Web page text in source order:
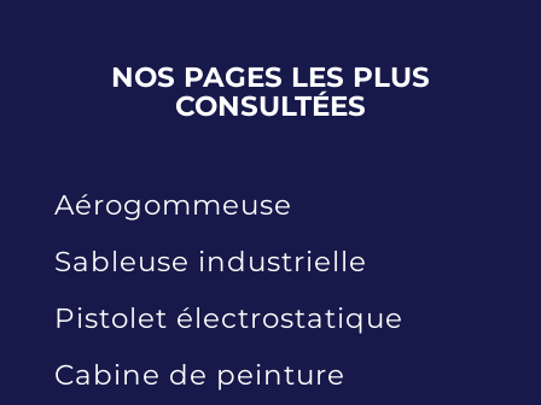
NOS PAGES LES PLUS
CONSULTÉES
Aérogommeuse
Sableuse industrielle
Pistolet électrostatique
Cabine de peinture